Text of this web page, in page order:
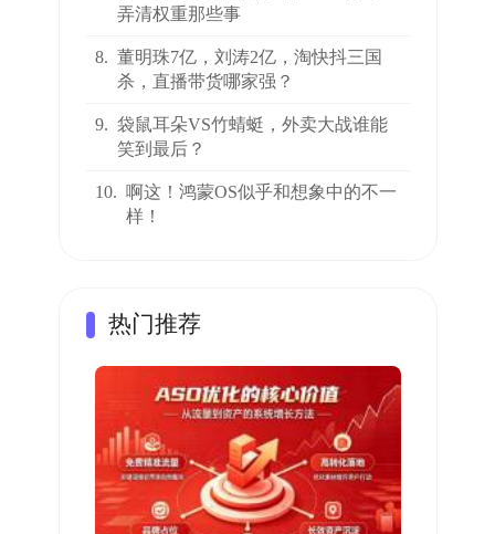
弄清权重那些事
8. 董明珠7亿，刘涛2亿，淘快抖三国
杀，直播带货哪家强？
9. 袋鼠耳朵VS竹蜻蜓，外卖大战谁能
笑到最后？
10. 啊这！鸿蒙OS似乎和想象中的不一
样！
热门推荐